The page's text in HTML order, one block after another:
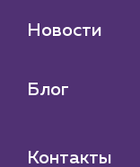
Новости
Блог
Контакты